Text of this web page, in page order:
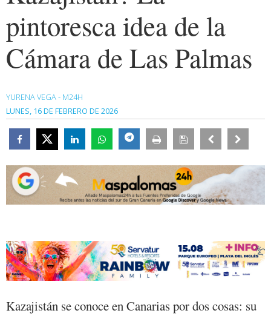
pintoresca idea de la
Cámara de Las Palmas
YURENA VEGA - M24H
LUNES, 16 DE FEBRERO DE 2026
Kazajistán se conoce en Canarias por dos cosas: su